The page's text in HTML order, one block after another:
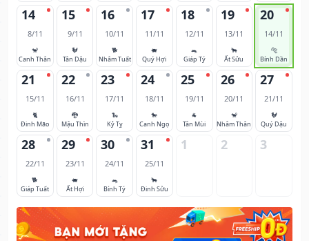
14
8/11
🐒
Canh Thân
15
9/11
🐓
Tân Dậu
16
10/11
🐕
Nhâm Tuất
17
11/11
🐖
Quý Hợi
18
12/11
🐀
Giáp Tý
19
13/11
🐂
Ất Sửu
20
14/11
🐅
Bính Dần
21
15/11
🐈
Đinh Mão
22
16/11
🐉
Mậu Thìn
23
17/11
🐍
Kỷ Tỵ
24
18/11
🐎
Canh Ngọ
25
19/11
🐐
Tân Mùi
26
20/11
🐒
Nhâm Thân
27
21/11
🐓
Quý Dậu
28
22/11
🐕
Giáp Tuất
29
23/11
🐖
Ất Hợi
30
24/11
🐀
Bính Tý
31
25/11
🐂
Đinh Sửu
1 2 3